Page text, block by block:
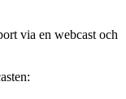
via en webcast och